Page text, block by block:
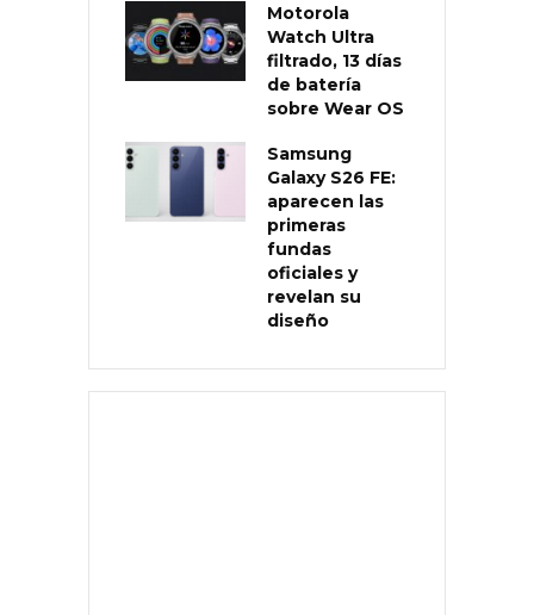
Motorola
Watch Ultra
filtrado, 13 días
de batería
sobre Wear OS
Samsung
Galaxy S26 FE:
aparecen las
primeras
fundas
oficiales y
revelan su
diseño